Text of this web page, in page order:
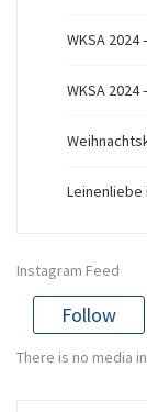
WKSA 2024
WKSA
Leinenliebe
Instagram Feed
Follow
There is no media